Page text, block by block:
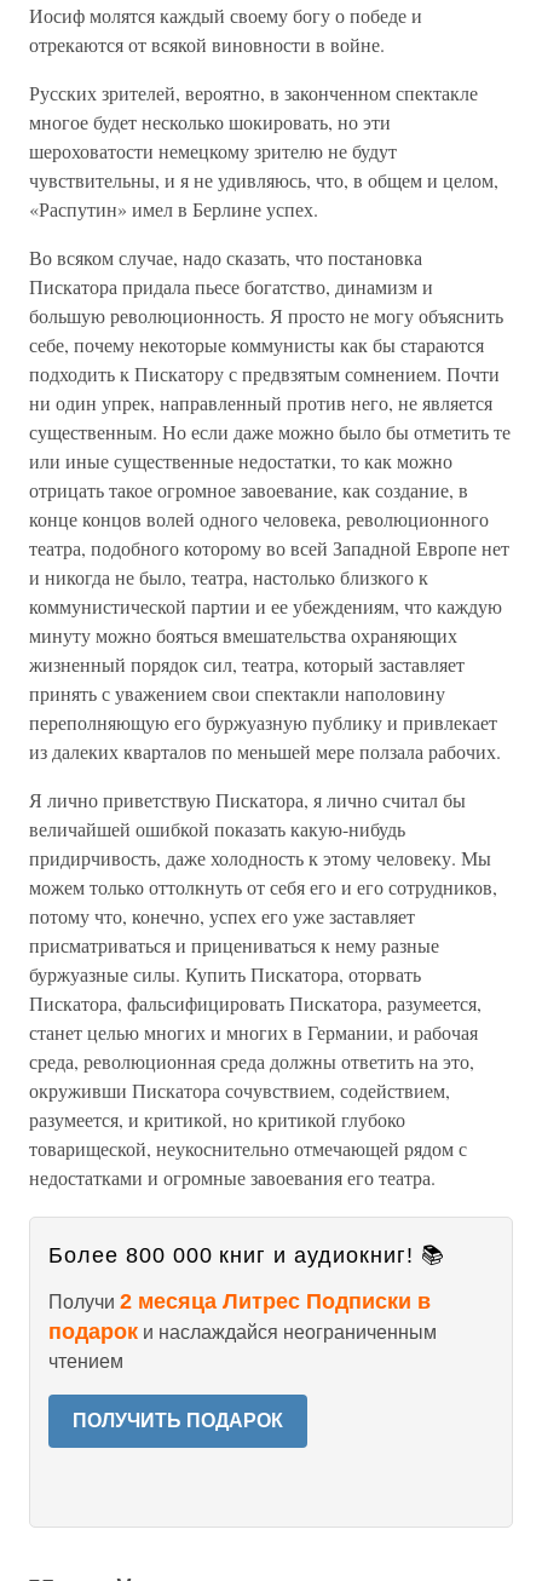
Иосиф молятся каждый своему богу о победе и
отрекаются от всякой виновности в войне.
Русских зрителей, вероятно, в законченном спектакле
многое будет несколько шокировать, но эти
шероховатости немецкому зрителю не будут
чувствительны, и я не удивляюсь, что, в общем и целом,
«Распутин» имел в Берлине успех.
Во всяком случае, надо сказать, что постановка
Пискатора придала пьесе богатство, динамизм и
большую революционность. Я просто не могу объяснить
себе, почему некоторые коммунисты как бы стараются
подходить к Пискатору с предвзятым сомнением. Почти
ни один упрек, направленный против него, не является
существенным. Но если даже можно было бы отметить те
или иные существенные недостатки, то как можно
отрицать такое огромное завоевание, как создание, в
конце концов волей одного человека, революционного
театра, подобного которому во всей Западной Европе нет
и никогда не было, театра, настолько близкого к
коммунистической партии и ее убеждениям, что каждую
минуту можно бояться вмешательства охраняющих
жизненный порядок сил, театра, который заставляет
принять с уважением свои спектакли наполовину
переполняющую его буржуазную публику и привлекает
из далеких кварталов по меньшей мере ползала рабочих.
Я лично приветствую Пискатора, я лично считал бы
величайшей ошибкой показать какую-нибудь
придирчивость, даже холодность к этому человеку. Мы
можем только оттолкнуть от себя его и его сотрудников,
потому что, конечно, успех его уже заставляет
присматриваться и прицениваться к нему разные
буржуазные силы. Купить Пискатора, оторвать
Пискатора, фальсифицировать Пискатора, разумеется,
станет целью многих и многих в Германии, и рабочая
среда, революционная среда должны ответить на это,
окруживши Пискатора сочувствием, содействием,
разумеется, и критикой, но критикой глубоко
товарищеской, неукоснительно отмечающей рядом с
недостатками и огромные завоевания его театра.
Более 800 000 книг и аудиокниг! 📚
Получи 2 месяца Литрес Подписки в
подарок и наслаждайся неограниченным
чтением
ПОЛУЧИТЬ ПОДАРОК